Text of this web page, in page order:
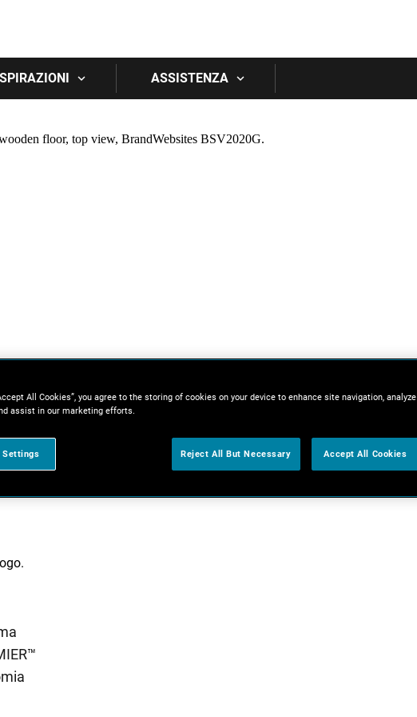
ASSISTENZA
All Cookies”, you agree to the storing of cookies on your device to enhance site navigation, analyze
assist in our marketing efforts.
Settings Reject All But Necessary Accept All Cookies